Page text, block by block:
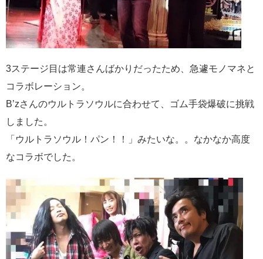
3ステージ目は常連さんばかりだったため、急遽モノマネと
コラボレーション。
B’zさんのウルトラソウルに合わせて、ゴム手袋爆破に挑戦
しました。
「ウルトラソウル！パン！！」みたいな。。なかなか高度
なコラボでした。